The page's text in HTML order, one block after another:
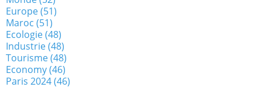
Europe(51)
Maroc (51)
Ecologie(48)
Industrie(48)
Tourisme(48)
Economy(46)
Paris 2024(46)